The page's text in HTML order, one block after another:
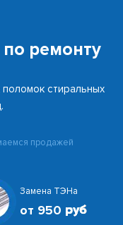
ремонту
стиральных
продажей
Замена ТЭНа
от 950